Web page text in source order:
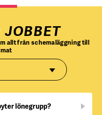
JOBBET
allt från schemaläggning till
lönegrupp?